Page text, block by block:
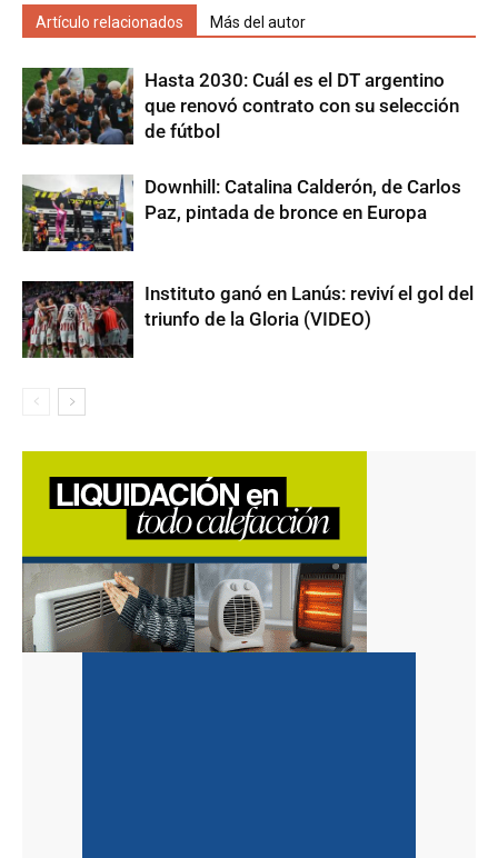
Artículo relacionados Más del autor
Hasta 2030: Cuál es el DT argentino
que renovó contrato con su selección
de fútbol
Downhill: Catalina Calderón, de Carlos
Paz, pintada de bronce en Europa
Instituto ganó en Lanús: reviví el gol del
triunfo de la Gloria (VIDEO)